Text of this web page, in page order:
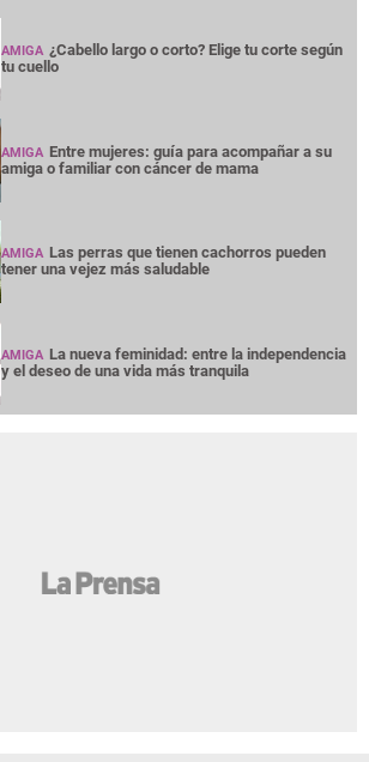
AMIGA ¿Cabello largo o corto? Elige tu corte según
tu cuello
AMIGA Entre mujeres: guía para acompañar a su
amiga o familiar con cáncer de mama
AMIGA Las perras que tienen cachorros pueden
tener una vejez más saludable
AMIGA La nueva feminidad: entre la independencia
y el deseo de una vida más tranquila